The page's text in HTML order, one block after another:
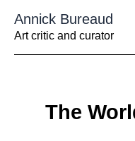
contenu
Annick Bureaud
Art critic and curator
The